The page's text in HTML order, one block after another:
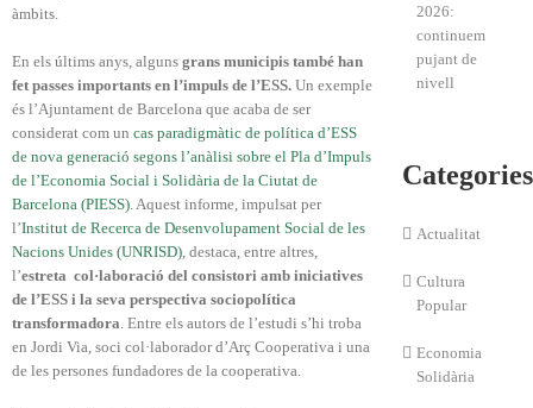
àmbits.
En els últims anys, alguns grans municipis també han
fet passes importants en l’impuls de l’ESS. Un exemple
és l’Ajuntament de Barcelona que acaba de ser
considerat com un cas paradigmàtic de política d’ESS
de nova generació segons l’anàlisi sobre el Pla d’Impuls
de l’Economia Social i Solidària de la Ciutat de
Barcelona (PIESS). Aquest informe, impulsat per
l’Institut de Recerca de Desenvolupament Social de les
Nacions Unides (UNRISD), destaca, entre altres,
l’estreta col·laboració del consistori amb iniciatives
de l’ESS i la seva perspectiva sociopolítica
transformadora. Entre els autors de l’estudi s’hi troba
en Jordi Via, soci col·laborador d’Arç Cooperativa i una
de les persones fundadores de la cooperativa.
2026:
continuem
pujant de
nivell
Categories
Actualitat
Cultura
Popular
Economia
Solidària